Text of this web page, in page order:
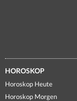
HOROSKOP
Horoskop Heute
Horoskop Morgen